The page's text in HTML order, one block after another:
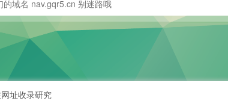
址收录研究